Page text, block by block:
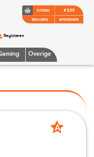
Overige
Registeren
0 ITEMS
BEKIJKEN
€ 0,00
AFREKENEN
A